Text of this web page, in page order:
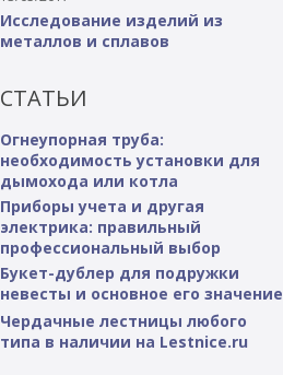
Исследование изделий из
металлов и сплавов
СТАТЬИ
Огнеупорная труба:
необходимость установки для
дымохода или котла
Приборы учета и другая
электрика: правильный
профессиональный выбор
Букет-дублер для подружки
невесты и основное его значение
Чердачные лестницы любого
типа в наличии на Lestnice.ru